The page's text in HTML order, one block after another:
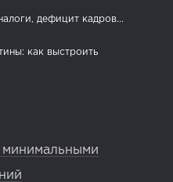
дефицит кадров...
как выстроить